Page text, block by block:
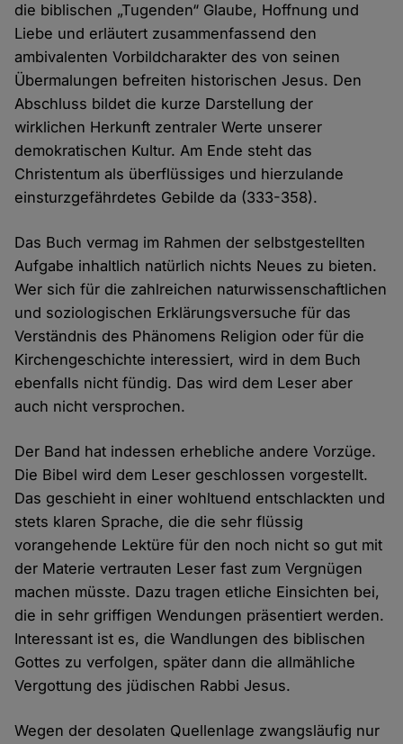
die biblischen „Tugenden“ Glaube, Hoffnung und
Liebe und erläutert zusammenfassend den
ambivalenten Vorbildcharakter des von seinen
Übermalungen befreiten historischen Jesus. Den
Abschluss bildet die kurze Darstellung der
wirklichen Herkunft zentraler Werte unserer
demokratischen Kultur. Am Ende steht das
Christentum als überflüssiges und hierzulande
einsturzgefährdetes Gebilde da (333-358).
Das Buch vermag im Rahmen der selbstgestellten
Aufgabe inhaltlich natürlich nichts Neues zu bieten.
Wer sich für die zahlreichen naturwissenschaftlichen
und soziologischen Erklärungsversuche für das
Verständnis des Phänomens Religion oder für die
Kirchengeschichte interessiert, wird in dem Buch
ebenfalls nicht fündig. Das wird dem Leser aber
auch nicht versprochen.
Der Band hat indessen erhebliche andere Vorzüge.
Die Bibel wird dem Leser geschlossen vorgestellt.
Das geschieht in einer wohltuend entschlackten und
stets klaren Sprache, die die sehr flüssig
vorangehende Lektüre für den noch nicht so gut mit
der Materie vertrauten Leser fast zum Vergnügen
machen müsste. Dazu tragen etliche Einsichten bei,
die in sehr griffigen Wendungen präsentiert werden.
Interessant ist es, die Wandlungen des biblischen
Gottes zu verfolgen, später dann die allmähliche
Vergottung des jüdischen Rabbi Jesus.
Wegen der desolaten Quellenlage zwangsläufig nur